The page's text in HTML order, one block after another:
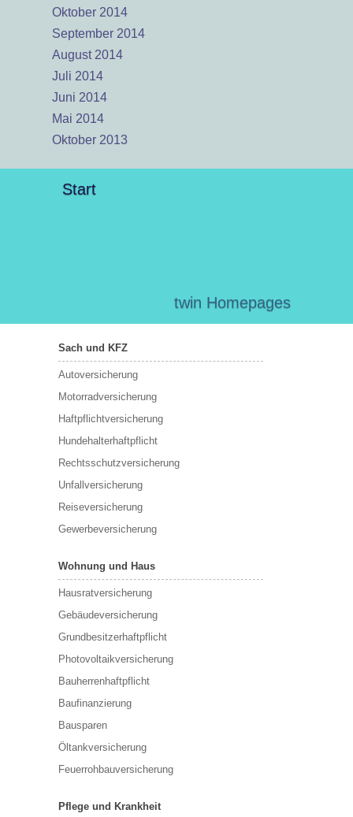
Oktober 2014
September 2014
August 2014
Juli 2014
Juni 2014
Mai 2014
Oktober 2013
Start
twin Homepages
Sach und KFZ
Autoversicherung
Motorradversicherung
Haftpflichtversicherung
Hundehalterhaftpflicht
Rechtsschutzversicherung
Unfallversicherung
Reiseversicherung
Gewerbeversicherung
Wohnung und Haus
Hausratversicherung
Gebäudeversicherung
Grundbesitzerhaftpflicht
Photovoltaikversicherung
Bauherrenhaftpflicht
Baufinanzierung
Bausparen
Öltankversicherung
Feuerrohbauversicherung
Pflege und Krankheit